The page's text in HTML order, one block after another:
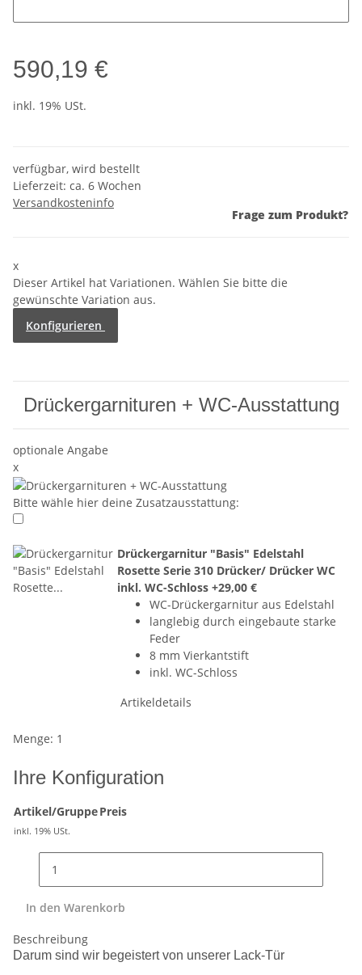
590,19 €
inkl. 19% USt.
verfügbar, wird bestellt
Lieferzeit: ca. 6 Wochen
Versandkosteninfo
Frage zum Produkt?
x
Dieser Artikel hat Variationen. Wählen Sie bitte die
gewünschte Variation aus.
Konfigurieren
Drückergarnituren + WC-Ausstattung
optionale Angabe
x
Bitte wähle hier deine Zusatzausstattung:
Drückergarnitur "Basis" Edelstahl
Rosette Serie 310 Drücker/ Drücker WC
inkl. WC-Schloss+29,00 €
WC-Drückergarnitur aus Edelstahl
langlebig durch eingebaute starke
Feder
8 mm Vierkantstift
inkl. WC-Schloss
Artikeldetails
Menge: 1
Ihre Konfiguration
Artikel/GruppePreis
inkl. 19% USt.
In den Warenkorb
Beschreibung
Darum sind wir begeistert von unserer Lack-Tür